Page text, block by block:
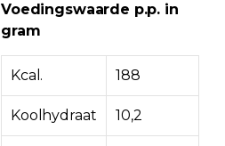
Voedingswaarde p.p. in
gram
Kcal. 188
Koolhydraat 10,2